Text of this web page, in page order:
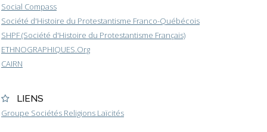
Social Compass
Société d'Histoire du Protestantisme Franco-Québécois
SHPF (Société d'Histoire du Protestantisme Français)
ETHNOGRAPHIQUES.Org
CAIRN
LIENS
Groupe Sociétés Religions Laïcités